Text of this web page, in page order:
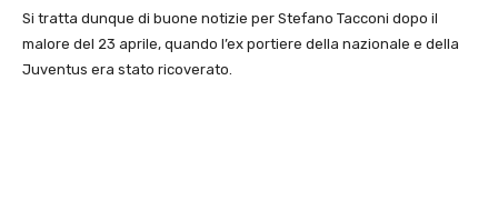
Si tratta dunque di buone notizie per Stefano Tacconi dopo il
malore del 23 aprile, quando l’ex portiere della nazionale e della
Juventus era stato ricoverato.